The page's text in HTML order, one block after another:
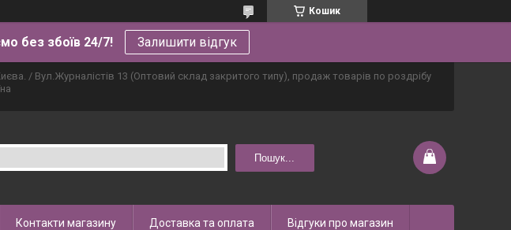
Кошик
без збоїв 24/7! Залишити відгук
/ Вул.Журналістів 13 (Оптовий склад закритого типу), продаж товарів по роздрібу
Пошук...
Контакти магазину Доставка та оплата Відгуки про магазин